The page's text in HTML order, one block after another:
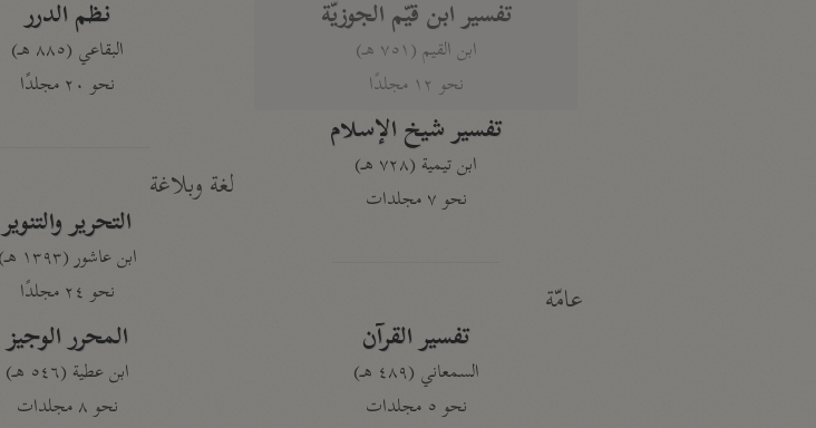
تفسير ابن قيّم الجوزيّة
ابن القيم (٧٥١ هـ)
نحو ١٢ مجلدًا
تفسير شيخ الإسلام
ابن تيمية (٧٢٨ هـ)
نحو ٧ مجلدات
عامّة
تفسير القرآن
السمعاني (٤٨٩ هـ)
نحو ٥ مجلدات
نظم الدرر
البقاعي (٨٨٥ هـ)
نحو ٢٠ مجلدًا
لغة وبلاغة
التحرير والتنوير
ابن عاشور (١٣٩٣ هـ)
نحو ٢٤ مجلدًا
المحرر الوجيز
ابن عطية (٥٤٦ هـ)
نحو ٨ مجلدات